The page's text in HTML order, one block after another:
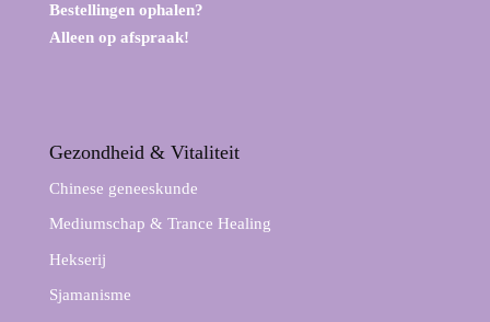
Bestellingen ophalen?
Alleen op afspraak!
Gezondheid & Vitaliteit
Chinese geneeskunde
Mediumschap & Trance Healing
Hekserij
Sjamanisme